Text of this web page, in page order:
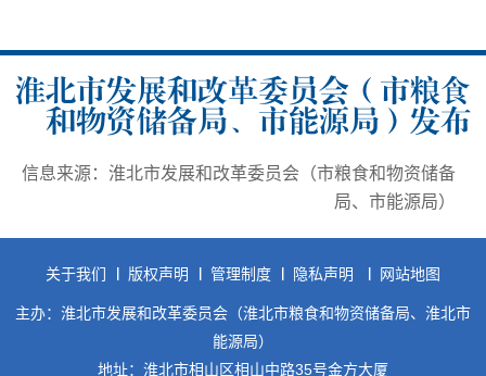
淮北市发展和改革委员会（市粮食
和物资储备局、市能源局）发布
信息来源：淮北市发展和改革委员会（市粮食和物资储备
局、市能源局）
关于我们 版权声明 管理制度 隐私声明 网站地图
主办：淮北市发展和改革委员会（淮北市粮食和物资储备局、淮北市
能源局）
地址：淮北市相山区相山中路35号金方大厦